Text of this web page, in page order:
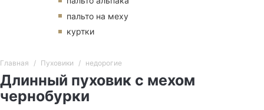
пальто на меху
куртки
Главная Пуховики недорогие
Длинный пуховик с мехом
чернобурки